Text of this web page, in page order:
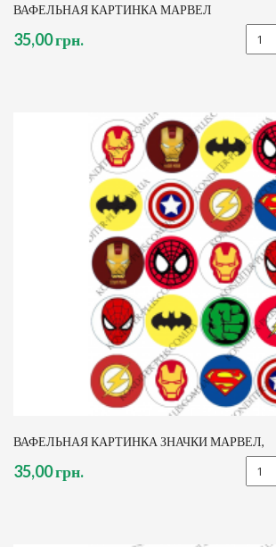
ВАФЕЛЬНАЯ КАРТИНКА МАРВЕЛ
35,00 грн.
ВАФЕЛЬНАЯ КАРТИНКА ЗНАЧКИ МАРВЕЛ,
35,00 грн.